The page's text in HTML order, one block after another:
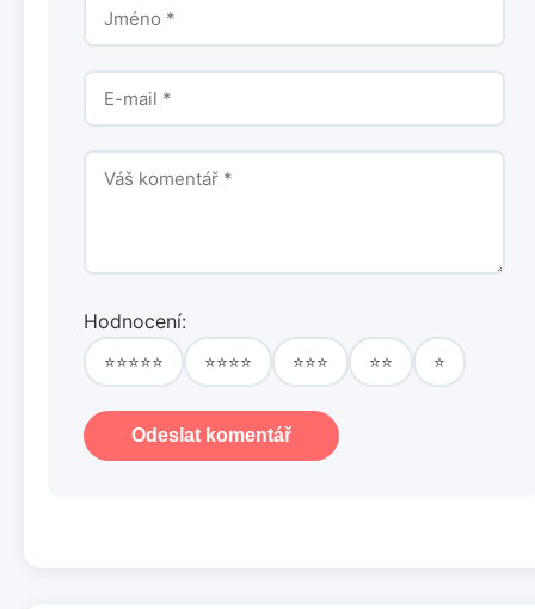
Hodnocení:
⭐⭐⭐⭐⭐ ⭐⭐⭐⭐ ⭐⭐⭐ ⭐⭐ ⭐
Odeslat komentář